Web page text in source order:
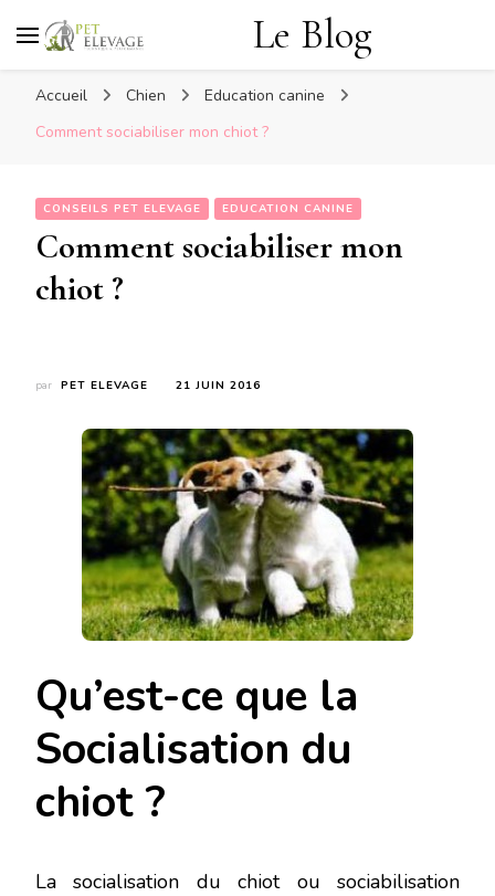
Le Blog
Accueil Chien
Education canine
Comment sociabiliser mon chiot ?
CONSEILS PET ELEVAGE EDUCATION CANINE
Comment sociabiliser mon
chiot ?
par PET ELEVAGE 21 JUIN 2016
Qu’est-ce que la
Socialisation du
chiot ?
La socialisation du chiot ou sociabilisation